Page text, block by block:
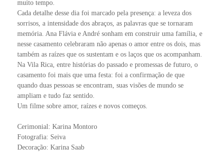
muito tempo.
Cada detalhe desse dia foi marcado pela presença: a leveza dos
sorrisos, a intensidade dos abraços, as palavras que se tornaram
memória. Ana Flávia e André sonham em construir uma família, e
nesse casamento celebraram não apenas o amor entre os dois, mas
também as raízes que os sustentam e os laços que os acompanham.
Na Vila Rica, entre histórias do passado e promessas de futuro, o
casamento foi mais que uma festa: foi a confirmação de que
quando duas pessoas se encontram, suas visões de mundo se
ampliam e tudo faz sentido.
Um filme sobre amor, raízes e novos começos.
Cerimonial: Karina Montoro
Fotografia: Seiva
Decoração: Karina Saab